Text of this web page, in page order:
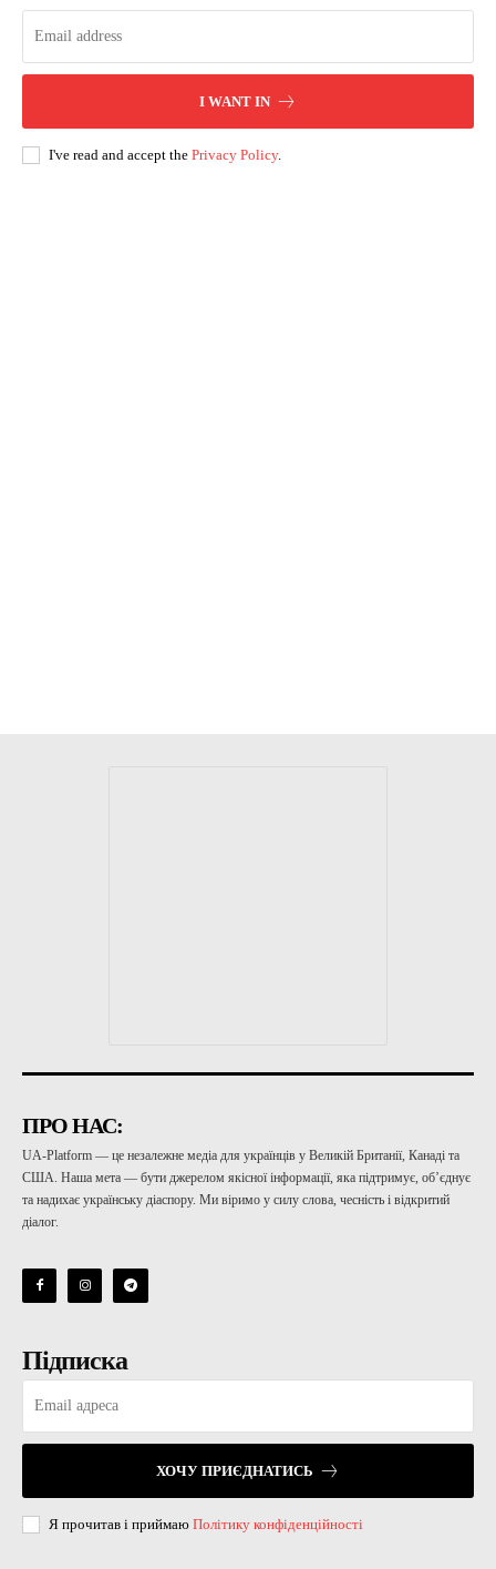
I WANT IN
I've read and accept the Privacy Policy.
ПРО НАС:
UA-Platform — це незалежне медіа для українців у Великій Британії, Канаді та
США. Наша мета — бути джерелом якісної інформації, яка підтримує, об’єднує
та надихає українську діаспору. Ми віримо у силу слова, чесність і відкритий
діалог.
Підписка
ХОЧУ ПРИЄДНАТИСЬ
Я прочитав і приймаю Політику конфіденційності